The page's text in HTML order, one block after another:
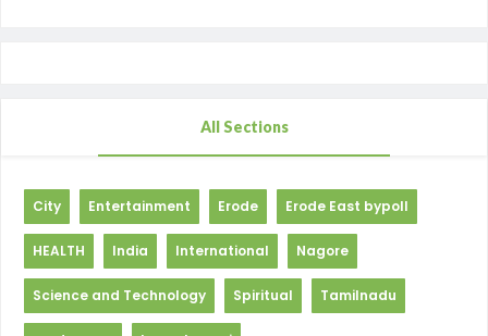
All Sections
City Entertainment Erode Erode East bypoll
HEALTH India International Nagore
Science and Technology Spiritual Tamilnadu